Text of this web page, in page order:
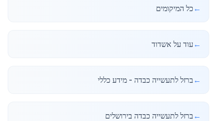
← כל המיקומים
← עוד על אשדוד
← ברזל לתעשייה כבדה - מידע כללי
← ברזל לתעשייה כבדה בירושלים